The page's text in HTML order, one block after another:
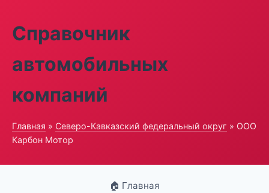
Справочник
автомобильных
компаний
Главная » Северо-Кавказский федеральный округ » ООО
Карбон Мотор
🏠 Главная